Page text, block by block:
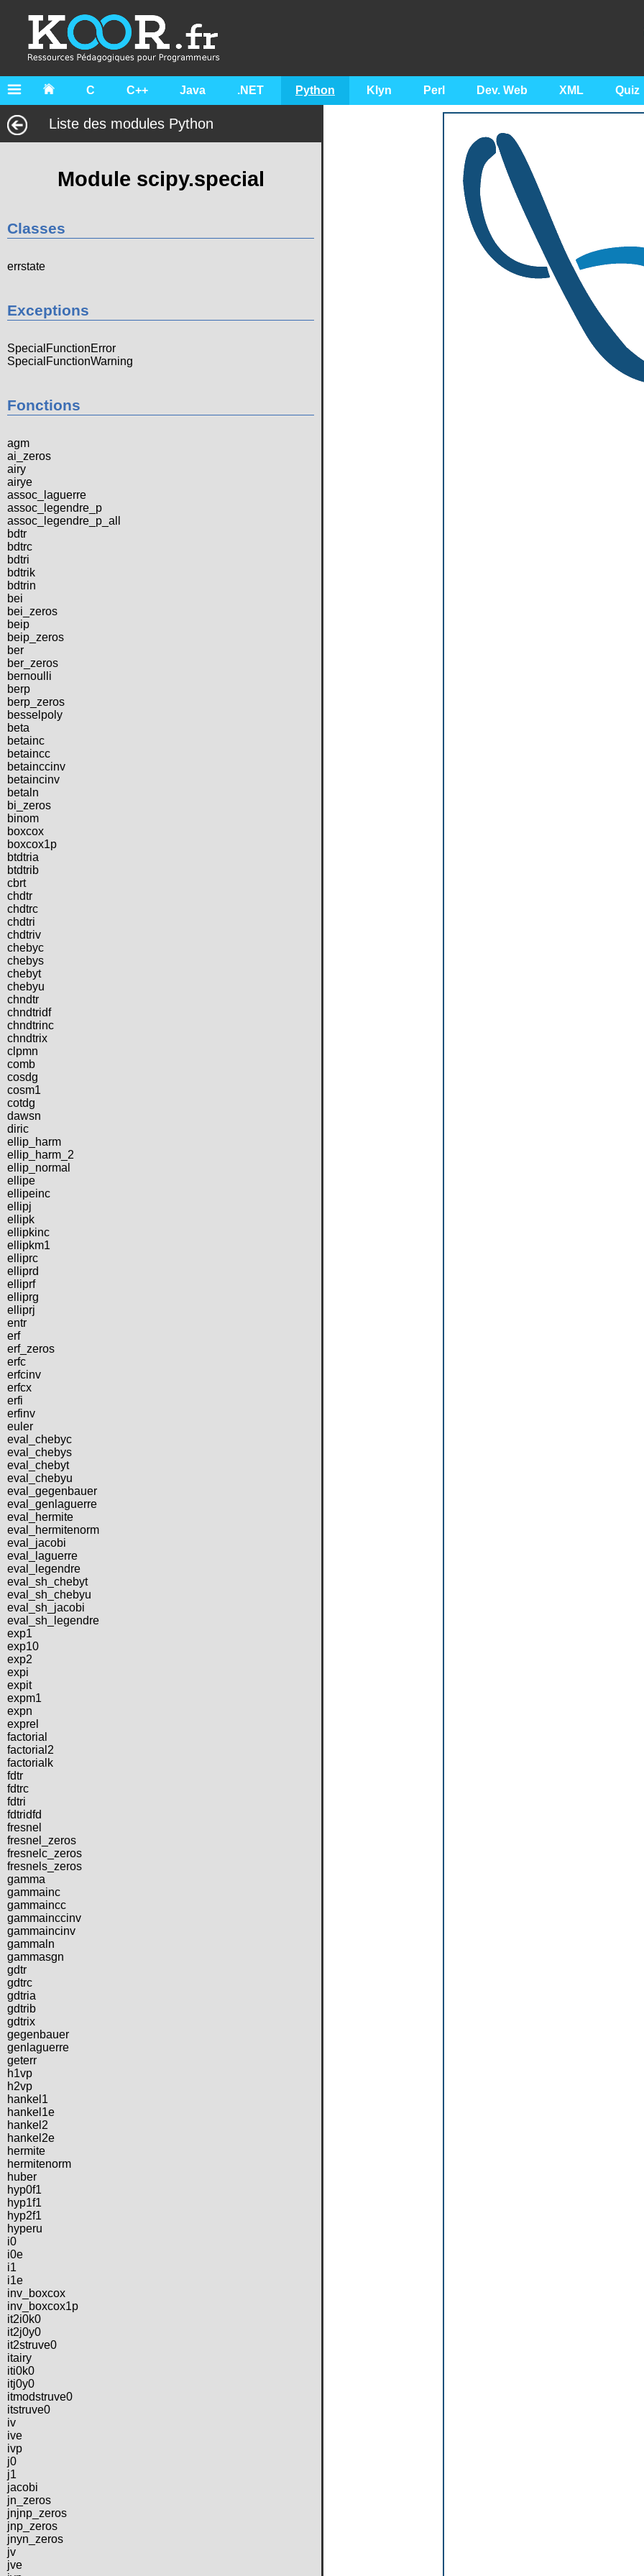
C C++ Java .NET Python Klyn Perl Dev. Web XML Quiz
Liste des modules Python
Module scipy.special
Classes
errstate
Exceptions
SpecialFunctionError
SpecialFunctionWarning
Fonctions
agm
ai_zeros
airy
airye
assoc_laguerre
assoc_legendre_p
assoc_legendre_p_all
bdtr
bdtrc
bdtri
bdtrik
bdtrin
bei
bei_zeros
beip
beip_zeros
ber
ber_zeros
bernoulli
berp
berp_zeros
besselpoly
beta
betainc
betaincc
betainccinv
betaincinv
betaln
bi_zeros
binom
boxcox
boxcox1p
btdtria
btdtrib
cbrt
chdtr
chdtrc
chdtri
chdtriv
chebyc
chebys
chebyt
chebyu
chndtr
chndtridf
chndtrinc
chndtrix
clpmn
comb
cosdg
cosm1
cotdg
dawsn
diric
ellip_harm
ellip_harm_2
ellip_normal
ellipe
ellipeinc
ellipj
ellipk
ellipkinc
ellipkm1
elliprc
elliprd
elliprf
elliprg
elliprj
entr
erf
erf_zeros
erfc
erfcinv
erfcx
erfi
erfinv
euler
eval_chebyc
eval_chebys
eval_chebyt
eval_chebyu
eval_gegenbauer
eval_genlaguerre
eval_hermite
eval_hermitenorm
eval_jacobi
eval_laguerre
eval_legendre
eval_sh_chebyt
eval_sh_chebyu
eval_sh_jacobi
eval_sh_legendre
exp1
exp10
exp2
expi
expit
expm1
expn
exprel
factorial
factorial2
factorialk
fdtr
fdtrc
fdtri
fdtridfd
fresnel
fresnel_zeros
fresnelc_zeros
fresnels_zeros
gamma
gammainc
gammaincc
gammainccinv
gammaincinv
gammaln
gammasgn
gdtr
gdtrc
gdtria
gdtrib
gdtrix
gegenbauer
genlaguerre
geterr
h1vp
h2vp
hankel1
hankel1e
hankel2
hankel2e
hermite
hermitenorm
huber
hyp0f1
hyp1f1
hyp2f1
hyperu
i0
i0e
i1
i1e
inv_boxcox
inv_boxcox1p
it2i0k0
it2j0y0
it2struve0
itairy
iti0k0
itj0y0
itmodstruve0
itstruve0
iv
ive
ivp
j0
j1
jacobi
jn_zeros
jnjnp_zeros
jnp_zeros
jnyn_zeros
jv
jve